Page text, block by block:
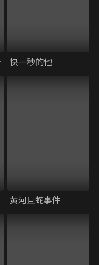
～ 快一秒的他
黄河巨蛇事件